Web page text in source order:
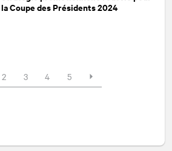
la Coupe des Présidents 2024
2 3 4 5